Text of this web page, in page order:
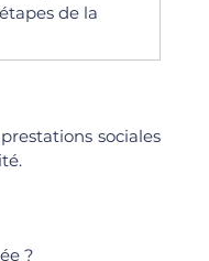
de la
sociales
?